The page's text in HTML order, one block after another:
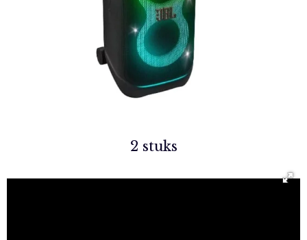
2 stuks